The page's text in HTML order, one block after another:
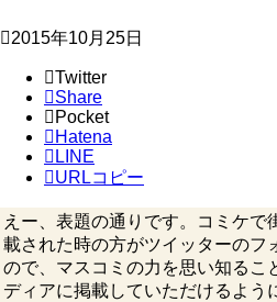
2015年10月25日
Twitter
Share
Pocket
Hatena
LINE
URLコピー
えー、表題の通りです。コミケで
載された時の方がツイッターのフ
ので、マスコミの力を思い知るこ
ディアに掲載していただけるよう